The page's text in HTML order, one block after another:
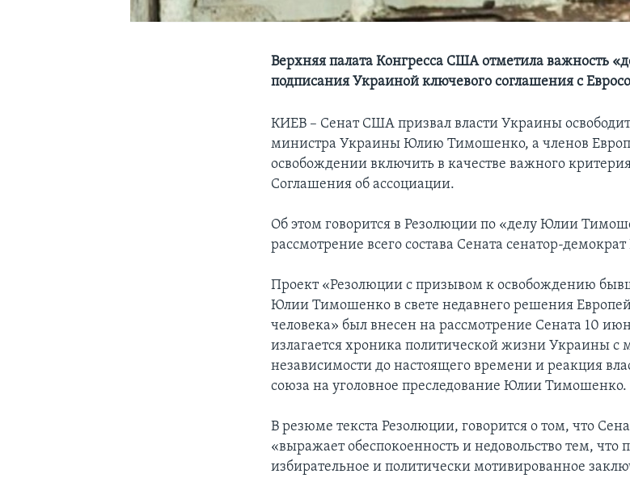
Верхняя палата Конгресса США отметила важность
подписания Украиной ключевого соглашения с
КИЕВ – Сенат CША призвал власти Украины
министра Украины Юлию Тимошенко, а членов
освобождении включить в качестве важного
Соглашения об ассоциации.
Об этом говорится в Резолюции по «делу Юлии
рассмотрение всего состава Сената сенатор-
Проект «Резолюции с призывом к освобождению
Юлии Тимошенко в свете недавнего решения
человека» был внесен на рассмотрение Сената 10
излагается хроника политической жизни Украины с
независимости до настоящего времени и реакция
союза на уголовное преследование Юлии Тимошенко.
В резюме текста Резолюции, говорится о том, что
«выражает обеспокоенность и недовольство тем,
избирательное и политически мотивированное